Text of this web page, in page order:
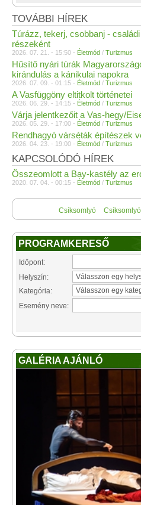
TOVÁBBI HÍREK
Túrázz, tekerj, csobbanj -
részeként
2026. 07. 21. - 15:50 - Életmód / Turizmus
Hűsítő nyári túrák
kirándulás a kánikulai napokra
2026. 07. 09. - 01:15 - Életmód / Turizmus
A Vasfüggöny eltitkolt történetei
2026. 06. 29. - 14:15 - Életmód / Turizmus
Várja jelentkezőit a Vas-hegy/
2026. 05. 29. - 17:00 - Életmód / Turizmus
Rendhagyó várséták építészek
2026. 04. 23. - 19:00 - Életmód / Turizmus
KAPCSOLÓDÓ HÍREK
Összeomlott a Bay-kastély az
2020. 07. 04. - 00:15 - Életmód / Turizmus
Csíksomlyó
PROGRAMKERESŐ
Időpont:
Helyszín:
Kategória:
Esemény neve:
GALÉRIA AJÁNLÓ